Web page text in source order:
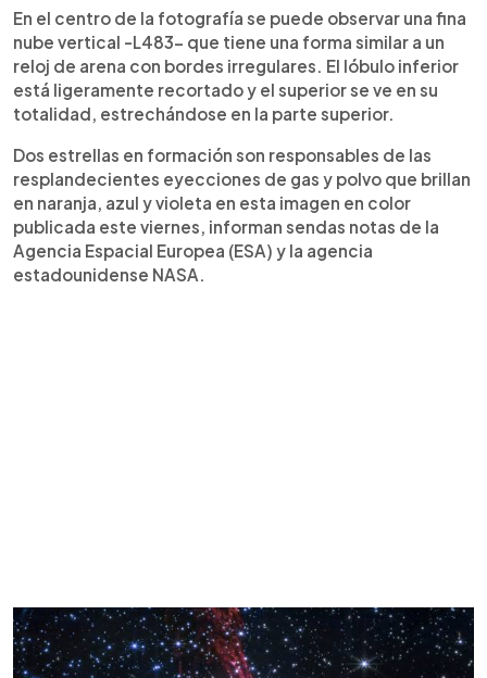
En el centro de la fotografía se puede observar una fina
nube vertical -L483- que tiene una forma similar a un
reloj de arena con bordes irregulares. El lóbulo inferior
está ligeramente recortado y el superior se ve en su
totalidad, estrechándose en la parte superior.
Dos estrellas en formación son responsables de las
resplandecientes eyecciones de gas y polvo que brillan
en naranja, azul y violeta en esta imagen en color
publicada este viernes, informan sendas notas de la
Agencia Espacial Europea (ESA) y la agencia
estadounidense NASA.